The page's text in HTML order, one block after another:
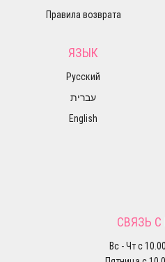
Правила возврата
ЯЗЫК
Русский
עברית
English
СВЯЗЬ
Вс - Чт с